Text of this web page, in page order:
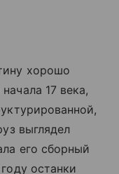
хорошо
17 века,
выглядел
его сборный
останки